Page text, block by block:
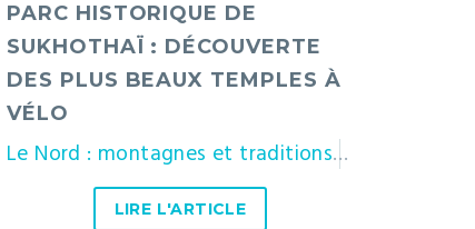
Thaïlande
temples
vélo
PARC HISTORIQUE DE
SUKHOTHAÏ : DÉCOUVERTE
DES PLUS BEAUX TEMPLES À
VÉLO
Le Nord : montagnes et traditions
LIRE L'ARTICLE